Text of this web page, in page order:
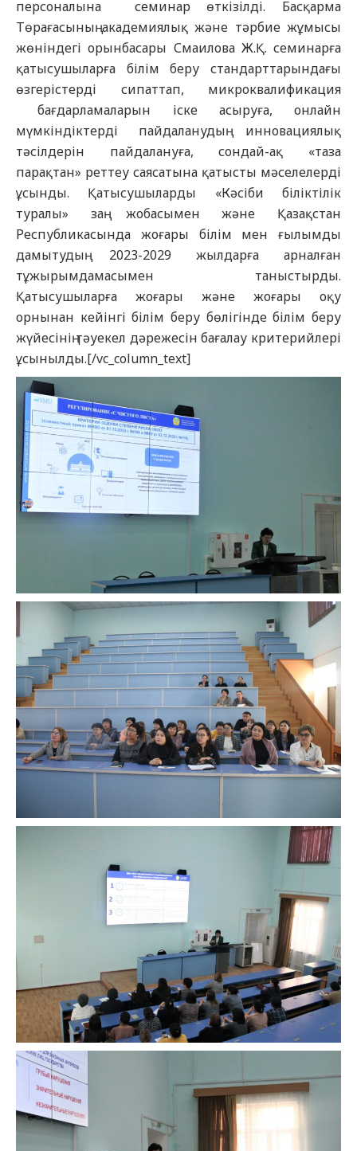
персоналына семинар өткізілді. Басқарма
Төрағасының академиялық және тәрбие жұмысы
жөніндегі орынбасары Смаилова Ж.Қ. семинарға
қатысушыларға білім беру стандарттарындағы
өзгерістерді сипаттап, микроквалификация
бағдарламаларын іске асыруға, онлайн
мүмкіндіктерді пайдаланудың инновациялық
тәсілдерін пайдалануға, сондай-ақ «таза
парақтан» реттеу саясатына қатысты мәселелерді
ұсынды. Қатысушыларды «Кәсіби біліктілік
туралы» заң жобасымен және Қазақстан
Республикасында жоғары білім мен ғылымды
дамытудың 2023-2029 жылдарға арналған
тұжырымдамасымен таныстырды.
Қатысушыларға жоғары және жоғары оқу
орнынан кейінгі білім беру бөлігінде білім беру
жүйесінің тәуекел дәрежесін бағалау критерийлері
ұсынылды.[/vc_column_text]